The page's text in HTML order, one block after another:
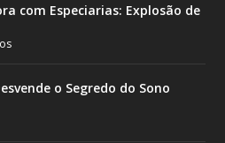
com Especiarias: Explosão de
o Segredo do Sono